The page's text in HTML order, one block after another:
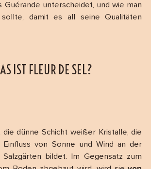
Guérande unterscheidet, und wie man
damit es all seine Qualitäten
IST FLEUR DE SEL?
die dünne Schicht weißer Kristalle, die
von Sonne und Wind an der
bildet. Im Gegensatz zum